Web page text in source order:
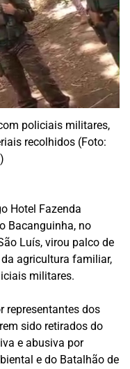
policiais militares,
recolhidos (Foto:
Hotel Fazenda
Bacanguinha, no
Luís, virou palco de
agricultura familiar,
militares.
representantes dos
sido retirados do
e abusiva por
e do Batalhão de